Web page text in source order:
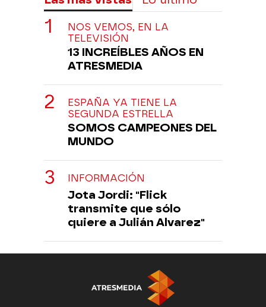
NOS VEMOS, EN LA
TELEVISIÓN
13 INCREÍBLES AÑOS EN
ATRESMEDIA
ESPAÑA YA TIENE LA
SEGUNDA ESTRELLA
SOMOS CAMPEONES DEL
MUNDO
INFORMACIÓN
Jota Jordi: "Flick
transmite que sólo
quiere a Julián Alvarez"